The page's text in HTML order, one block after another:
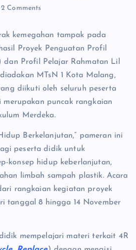
2 Comments
kemegahan tampak pada
Proyek Penguatan Profil
dan Profil Pelajar Rahmatan Lil
MTsN 1 Kota Malang,
diikuti oleh seluruh peserta
puncak rangkaian
Merdeka.
Berkelanjutan,” pameran ini
peserta didik untuk
konsep hidup keberlanjutan,
limbah sampah plastik. Acara
rangkaian kegiatan proyek
tanggal 8 hingga 14 November
mempelajari materi terkait 4R